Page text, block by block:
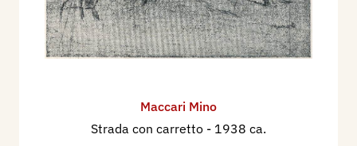
Maccari Mino
Strada con carretto - 1938 ca.